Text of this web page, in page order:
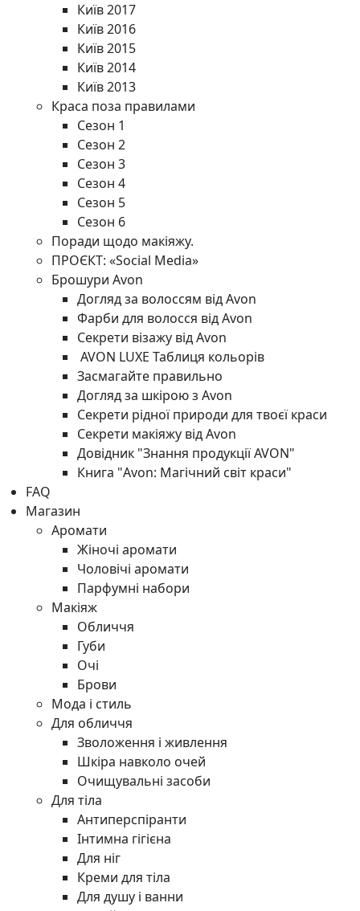
Київ 2017
Київ 2016
Київ 2015
Київ 2014
Київ 2013
Краса поза правилами
Сезон 1
Сезон 2
Сезон 3
Сезон 4
Сезон 5
Сезон 6
Поради щодо макіяжу.
ПРОЄКТ: «Social Media»
Брошури Avon
Догляд за волоссям від Avon
Фарби для волосся від Avon
Секрети візажу від Avon
AVON LUXE Таблиця кольорів
Засмагайте правильно
Догляд за шкірою з Avon
Секрети рідної природи для твоєї краси
Секрети макіяжу від Avon
Довідник "Знання продукції AVON"
Книга "Avon: Магічний світ краси"
FAQ
Магазин
Аромати
Жіночі аромати
Чоловічі аромати
Парфумні набори
Макіяж
Обличчя
Губи
Очі
Брови
Мода і стиль
Для обличчя
Зволоження і живлення
Шкіра навколо очей
Очищувальні засоби
Для тіла
Антиперспіранти
Інтимна гігієна
Для ніг
Креми для тіла
Для душу і ванни